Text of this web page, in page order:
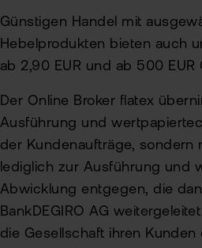
Günstigen Handel mit
Hebelprodukten bieten auch
ab 2,90 EUR und ab 500 EUR
Der Online Broker flatex
Ausführung und
der Kundenaufträge, sondern
lediglich zur Ausführung und
Abwicklung entgegen, die
BankDEGIRO AG
die Gesellschaft ihren Kunden